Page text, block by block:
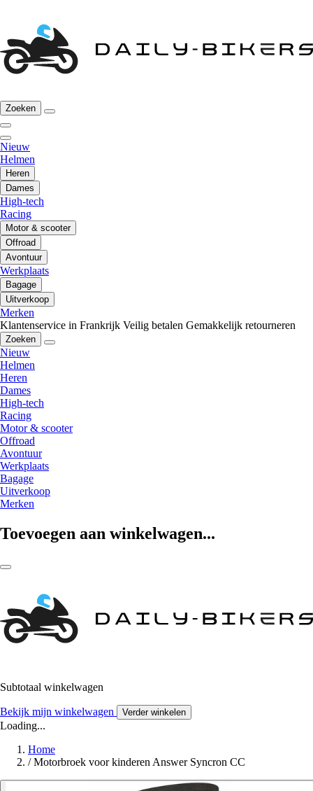
Zoeken
Nieuw
Helmen
Heren
Dames
High-tech
Racing
Motor & scooter
Offroad
Avontuur
Werkplaats
Bagage
Uitverkoop
Merken
Klantenservice in Frankrijk Veilig betalen Gemakkelijk retourneren
Zoeken
Nieuw
Helmen
Heren
Dames
High-tech
Racing
Motor & scooter
Offroad
Avontuur
Werkplaats
Bagage
Uitverkoop
Merken
Toevoegen aan winkelwagen...
Subtotaal winkelwagen
Bekijk mijn winkelwagen Verder winkelen
Loading...
Home
/ Motorbroek voor kinderen Answer Syncron CC